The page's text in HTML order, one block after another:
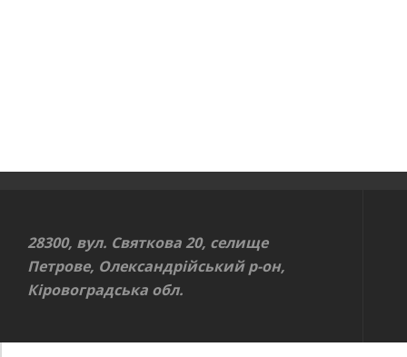
28300, вул. Святкова 20, селище
Петрове, Олександрійський р-он,
Кіровоградська обл.